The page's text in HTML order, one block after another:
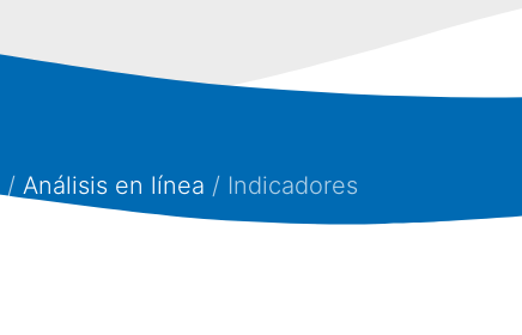
/ Análisis en línea / Indicadores